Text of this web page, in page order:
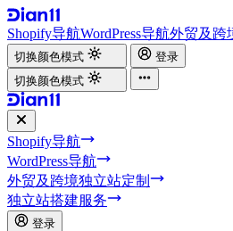
Shopify导航WordPress导航外贸及跨
切换颜色模式
登录
切换颜色模式
Shopify导航
WordPress导航
外贸及跨境独立站定制
独立站搭建服务
登录